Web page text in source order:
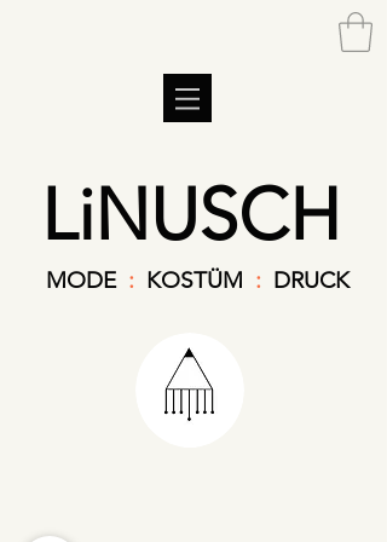
LiNUSCH
MODE : KOSTÜM : DRUCK